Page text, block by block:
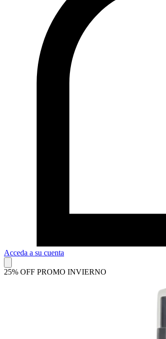
Acceda a su cuenta
25% OFF PROMO INVIERNO